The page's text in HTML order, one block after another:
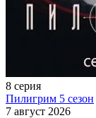
8 серия
Пилигpим 5 ceзoн
7 август 2026